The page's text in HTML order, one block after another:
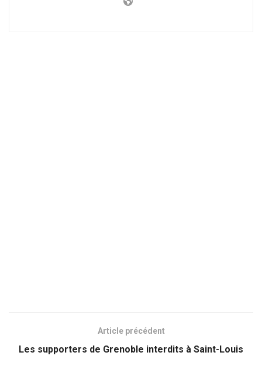
Article précédent
Les supporters de Grenoble interdits à Saint-Louis